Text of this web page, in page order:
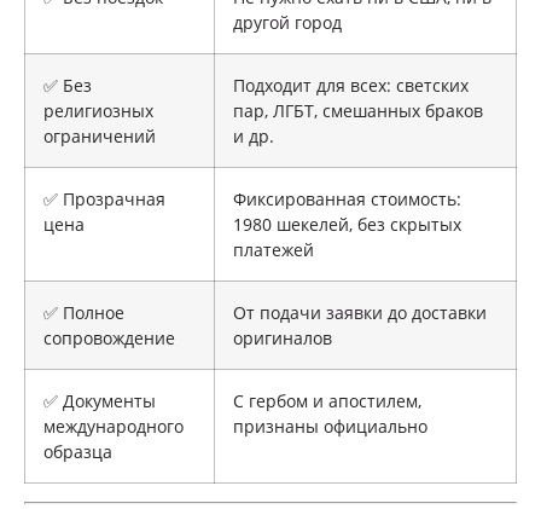
другой город
✅ Без
религиозных
ограничений
Подходит для всех: светских
пар, ЛГБТ, смешанных браков
и др.
✅ Прозрачная
цена
Фиксированная стоимость:
1980 шекелей, без скрытых
платежей
✅ Полное
сопровождение
От подачи заявки до доставки
оригиналов
✅ Документы
международного
образца
С гербом и апостилем,
признаны официально